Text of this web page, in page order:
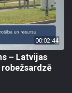
00:02:44
– Latvijas